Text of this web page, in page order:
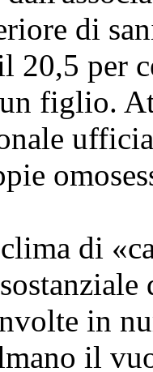
di
20,5 per
figlio.
di
in
il